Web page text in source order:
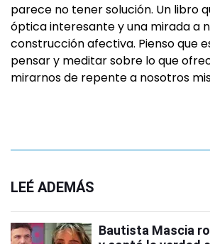
parece no tener solución. Un libro
óptica interesante y una mirada a
construcción afectiva. Pienso que
pensar y meditar sobre lo que
mirarnos de repente a nosotros
LEÉ ADEMÁS
Bautista Mascia